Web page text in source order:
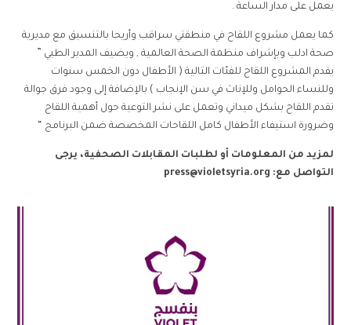
يعمل على مدار الساعة .
كما يعمل مشروع اللقاح في منطقتي سراقب وأريحا بالتنسيق مع مديرية
صحة ادلب وبإشراف منظمة الصحة العالمية , ويضيف المدير الطبي ”
يقدم المشروع اللقاح للفئات التالية ( الأطفال دون الخمس سنوات
وللنساء الحوامل وللإناث في سن الإنجاب ) بالإضافة إلى وجود فرق جوالة
تقدم اللقاح بشكل ميداني وتعمل على نشر التوعية حول أهمية اللقاح
وضرورة استيفاء الأطفال كامل اللقاحات المخصصة ضمن البرنامج “
لمزيد من المعلومات أو لطلبات المقابلات الصحفية، يرجى
التواصل مع: press@violetsyria.org